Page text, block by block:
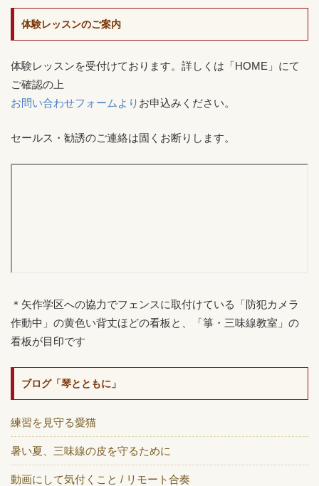
体験レッスンのご案内
体験レッスンを受付けております。詳しくは「HOME」にて
ご確認の上
お問い合わせフォームより お申込みください。
セールス・勧誘のご連絡は固くお断りします。
＊矢作学区への協力でフェンスに取付けている「防犯カメラ
作動中」の黄色い背丈ほどの看板と、「箏・三味線教室」の
看板が目印です
ブログ「琴とともに」
練習を見守る愛猫
暑い夏、三味線の皮を守るために
動画にして気付くこと / リモート合奏